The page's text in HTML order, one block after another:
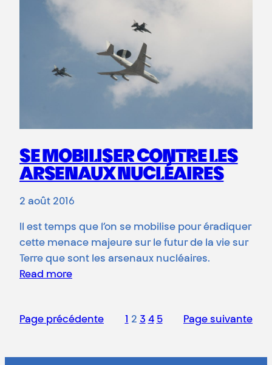
SE MOBILISER CONTRE LES
ARSENAUX NUCLÉAIRES
2 août 2016
Il est temps que l’on se mobilise pour éradiquer
cette menace majeure sur le futur de la vie sur
Terre que sont les arsenaux nucléaires.
Read more
Page précédente 2 3 4 5 Page suivante